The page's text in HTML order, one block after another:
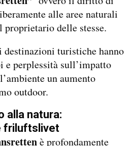
alle aree naturali
proprietario delle stesse.
turistiche hanno
e perplessità sull’impatto
un aumento
outdoor.
alla natura:
friluftslivet
è profondamente